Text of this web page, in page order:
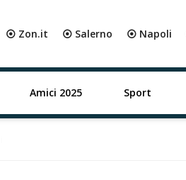
⦿ Zon.it ⦿ Salerno ⦿ Napoli
Amici 2025 Sport